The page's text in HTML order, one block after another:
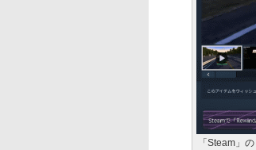
「Steam」